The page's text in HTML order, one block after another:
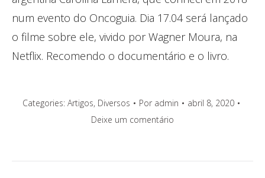
num evento do Oncoguia. Dia 17.04 será lançado
o filme sobre ele, vivido por Wagner Moura, na
Netflix. Recomendo o documentário e o livro.
Categories: Artigos, Diversos Por admin
abril 8, 2020
Deixe um comentário